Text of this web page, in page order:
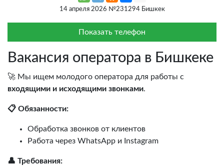
14 апреля 2026 №231294 Бишкек
Показать телефон
Вакансия оператора в Бишкеке
🚀 Мы ищем молодого оператора для работы с
входящими и исходящими звонками.
📋 Обязанности:
Обработка звонков от клиентов
Работа через WhatsApp и Instagram
👤 Требования: